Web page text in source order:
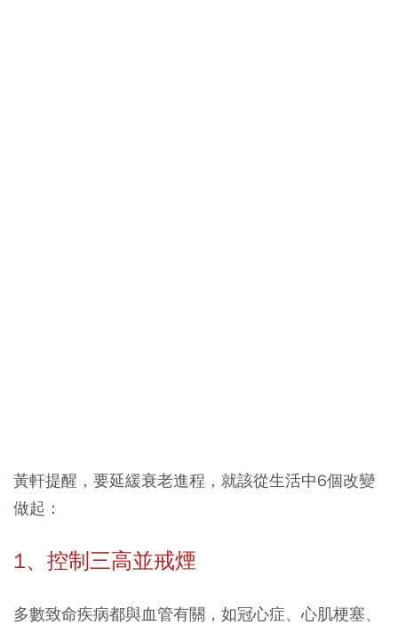
黃軒提醒， 要延緩衰老進程，就該從生活中6個改變
做起：
1、控制三高並戒煙
多數致命疾病都與血管有關，如冠心症、心肌梗塞、